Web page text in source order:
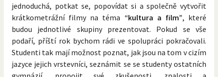
jednoduchá, potkat se, popovídat si a společně vytvořit
krátkometrážní filmy na téma “kultura a film”, které
budou jednotlivé skupiny prezentovat. Pokud se vše
podaří, příští rok bychom rádi ve spolupráci pokračovali.
Studenti tak mají možnost poznat, jak jsou na tom v cizím
jazyce jejich vrstevníci, seznámit se se studenty ostatních